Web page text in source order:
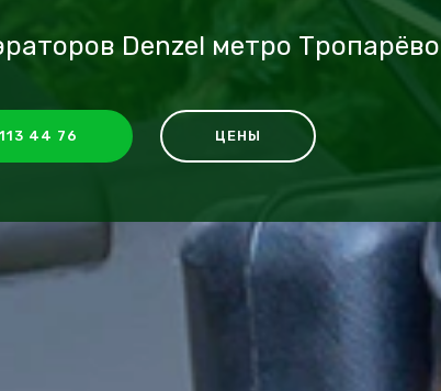
Denzel метро Тропарёво
44 76 ЦЕНЫ